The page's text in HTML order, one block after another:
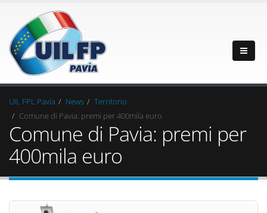
UIL FPL Pavia News
Territorio
Comune di Pavia: premi per 400mila euro
Comune di Pavia: premi per
400mila euro